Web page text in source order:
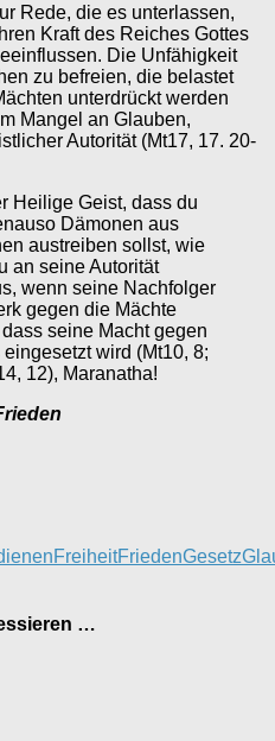
Rede, die es unterlassen,
Kraft des Reiches Gottes
Die Unfähigkeit
zu befreien, die belastet
unterdrückt werden
Mangel an Glauben,
Autorität (Mt17, 17. 20-
Heilige Geist, dass du
Dämonen aus
austreiben sollst, wie
an seine Autorität
wenn seine Nachfolger
gegen die Mächte
seine Macht gegen
wird (Mt10, 8;
12), Maranatha!
FreiheitFriedenGesetz
…